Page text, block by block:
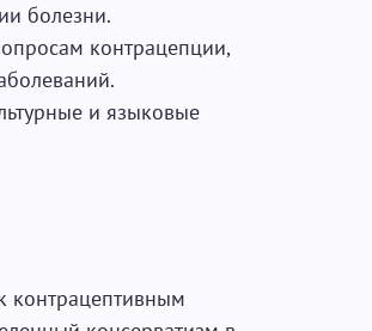
болезни.
контрацепции,
и языковые
контрацептивным